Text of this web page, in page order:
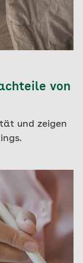
von
und zeigen